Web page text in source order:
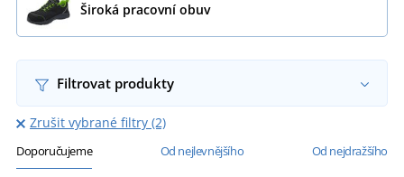
Široká pracovní obuv
Filtrovat produkty
Zrušit vybrané filtry (2)
Doporučujeme Od nejlevnějšího Od nejdražšího